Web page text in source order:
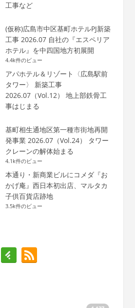
工事など
(仮称)広島市中区基町ホテルPJ新築
工事 2026.07 自社の『エスペリア
ホテル』を中四国地方初展開
4.4k件のビュー
アパホテル＆リゾート〈広島駅前
タワー〉 新築工事
2026.07（Vol.12） 地上部鉄骨工
事はじまる
基町相生通地区第一種市街地再開
発事業 2026.07（Vol.24） タワー
クレーンの解体始まる
4.1k件のビュー
本通り・新商業ビルにコメダ『お
かげ庵』西日本初出店、マルタカ
子供百貨店跡地
3.5k件のビュー